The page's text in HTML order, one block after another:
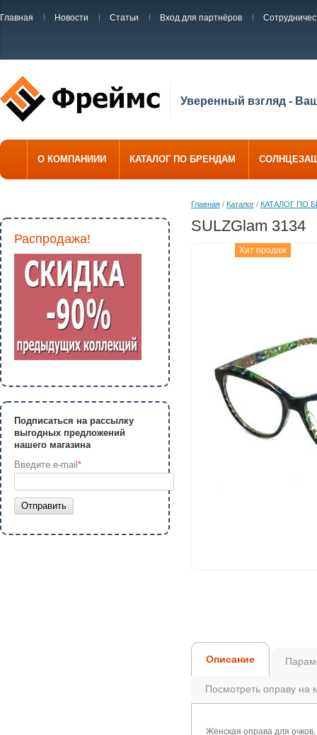
Главная Новости Статьи Вход для партнёров
Уверенный взгляд -
О КОМПАНИИИ КАТАЛОГ ПО БРЕНДАМ
Распродажа!
Подписаться на рассылку
выгодных предложений
нашего магазина
Введите e-mail *
Отправить
Главная / Каталог / КАТАЛОГ ПО
SULZGlam 3134
Хит продаж
Описание
Посмотреть оправу на
Женская оправа для